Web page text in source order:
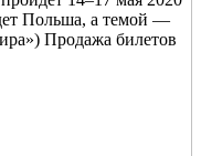
Польша, а темой —
Продажа билетов